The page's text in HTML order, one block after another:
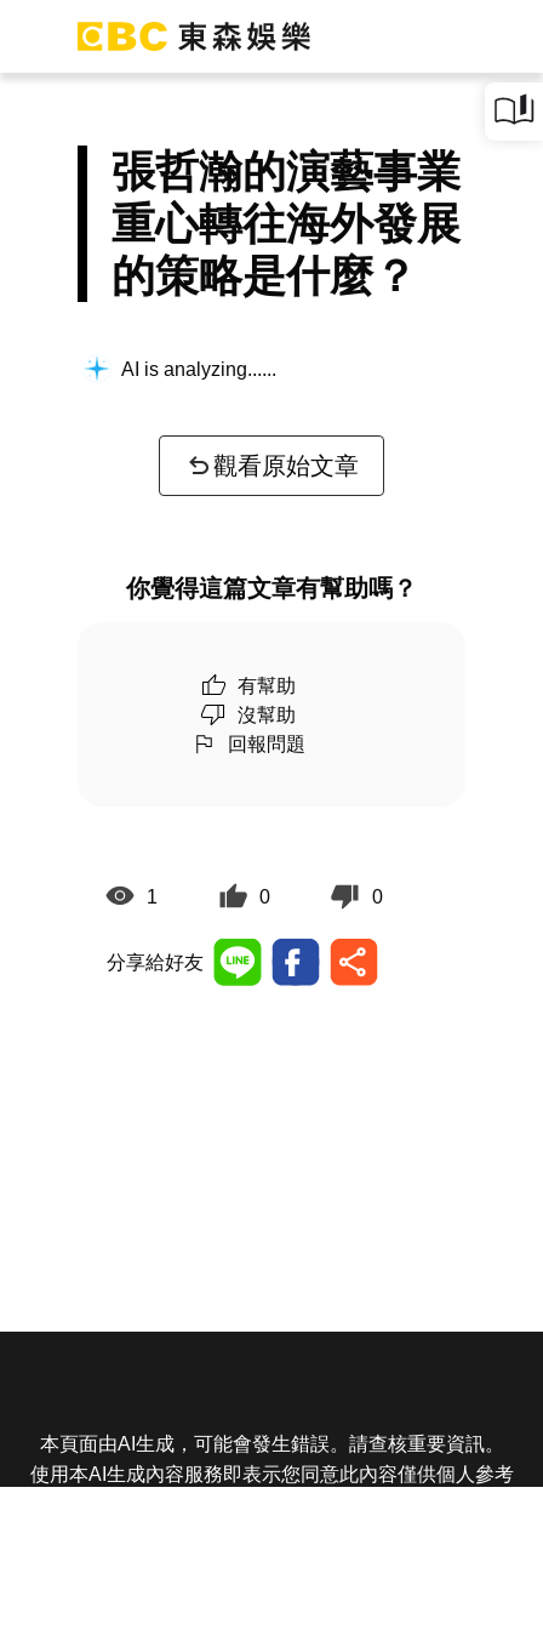
張哲瀚的演藝事業
重心轉往海外發展
的策略是什麼？
AI is analyzing...
觀看原始文章
你覺得這篇文章有幫助嗎？
有幫助
沒幫助
回報問題
1 0 0
分享給好友
本頁面由AI生成，可能會發生錯誤。請查核重要資訊。
使用本AI生成內容服務即表示您同意此內容僅供個人參考